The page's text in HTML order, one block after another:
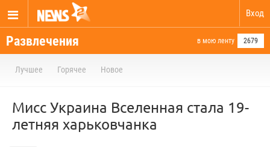
Вход
Развлечения в мою ленту 2679
Лучшее Горячее Новое
Мисс Украина Вселенная стала 19-
летняя харьковчанка